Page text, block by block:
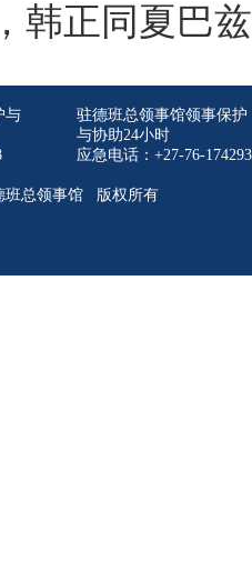
韩正同夏巴
与
驻德班总领事馆领事保护
与协助24小时
应急电话：+27-76-
班总领事馆 版权所有